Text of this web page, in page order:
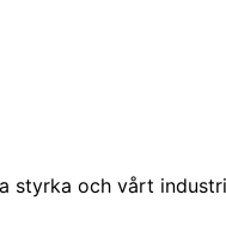
styrka och vårt